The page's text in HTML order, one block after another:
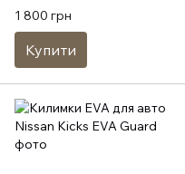
1 800 грн
Купити